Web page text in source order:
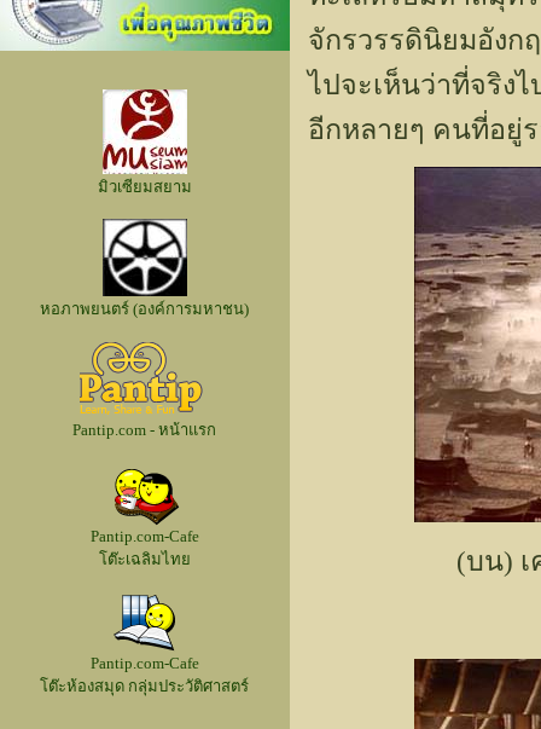
มิวเซียมสยาม
หอภาพยนตร์ (องค์การมหาชน)
Pantip.com - หน้าแรก
Pantip.com-Cafe
โต๊ะเฉลิมไทย
Pantip.com-Cafe
โต๊ะห้องสมุด กลุ่มประวัติศาสตร์
จักรวรรดินิยมอังก
ไปจะเห็นว่าที่จริง
อีกหลายๆ คนที่อยู่
(บน)